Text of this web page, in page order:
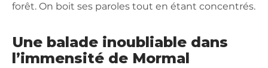
forêt. On boit ses paroles tout en étant concentrés.
Une balade inoubliable dans
l’immensité de Mormal